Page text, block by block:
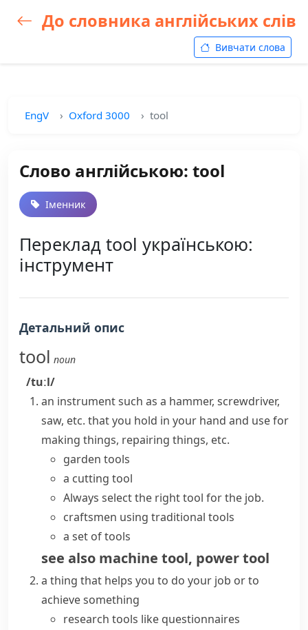
До словника англійських слів
Вивчати слова
EngV Oxford 3000 tool
Слово англійською: tool
Іменник
Переклад tool українською:
інструмент
Детальний опис
tool noun
/tuːl/
an instrument such as a hammer, screwdriver,
saw, etc. that you hold in your hand and use for
making things, repairing things, etc.
garden tools
a cutting tool
Always select the right tool for the job.
craftsmen using traditional tools
a set of tools
see also machine tool, power tool
a thing that helps you to do your job or to
achieve something
research tools like questionnaires